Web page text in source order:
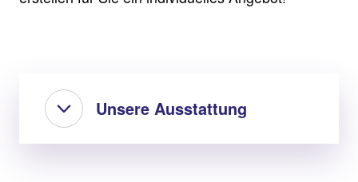
Unsere Ausstattung